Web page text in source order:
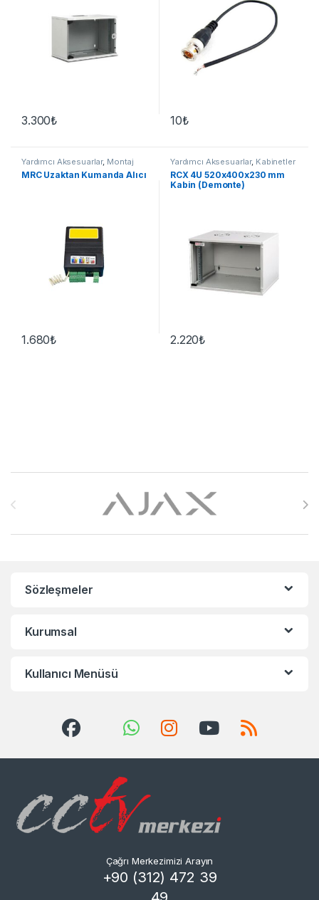
3.300₺ 10₺
Yardımcı Aksesuarlar, Montaj
Aparatları
MRC Uzaktan Kumanda Alıcı
1.680₺
Yardımcı Aksesuarlar, Kabinetler
RCX 4U 520x400x230 mm
Kabin (Demonte)
2.220₺
Sözleşmeler
Kurumsal
Kullanıcı Menüsü
Çağrı Merkezimizi Arayın
+90 (312) 472 39